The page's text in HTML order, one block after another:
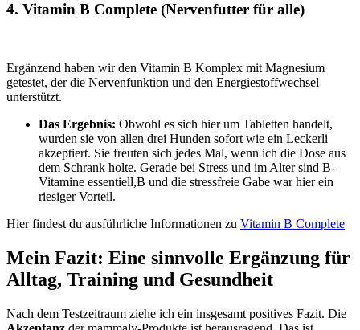
4. Vitamin B Complete (Nervenfutter für alle)
Ergänzend haben wir den Vitamin B Komplex mit Magnesium
getestet, der die Nervenfunktion und den Energiestoffwechsel
unterstützt.
Das Ergebnis: Obwohl es sich hier um Tabletten handelt,
wurden sie von allen drei Hunden sofort wie ein Leckerli
akzeptiert. Sie freuten sich jedes Mal, wenn ich die Dose aus
dem Schrank holte. Gerade bei Stress und im Alter sind B-
Vitamine essentiell,B und die stressfreie Gabe war hier ein
riesiger Vorteil.
Hier findest du ausführliche Informationen zu Vitamin B Complete
Mein Fazit: Eine sinnvolle Ergänzung für
Alltag, Training und Gesundheit
Nach dem Testzeitraum ziehe ich ein insgesamt positives Fazit. Die